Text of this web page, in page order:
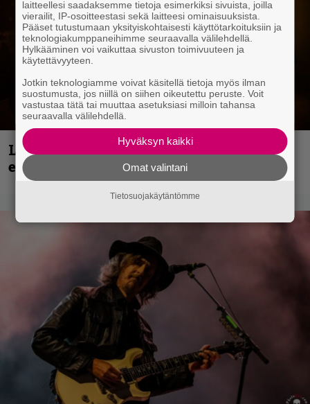
Loppuvuoden Hellsinki Metal Cruisen
esiintyjät julki
laitteellesi saadaksemme tietoja esimerkiksi sivuista, joilla
vierailit, IP-osoitteestasi sekä laitteesi ominaisuuksista.
Pääset tutustumaan yksityiskohtaisesti käyttötarkoituksiin ja
teknologiakumppaneihimme seuraavalla välilehdellä.
Hylkääminen voi vaikuttaa sivuston toimivuuteen ja
käytettävyyteen.
Jotkin teknologiamme voivat käsitellä tietoja myös ilman
suostumusta, jos niillä on siihen oikeutettu peruste. Voit
vastustaa tätä tai muuttaa asetuksiasi milloin tahansa
seuraavalla välilehdellä.
Hyväksyn kaikki
Omat valintani
Tietosuojakäytäntömme